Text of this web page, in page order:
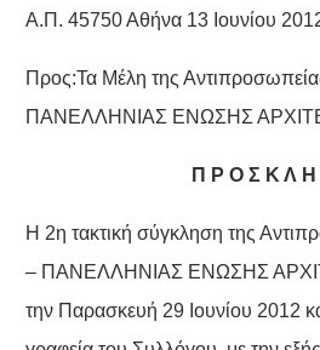
Α.Π. 45750 Αθήνα 13 Ιουνίου
Προς:Τα Μέλη της
ΠΑΝΕΛΛΗΝΙΑΣ ΕΝΩΣΗΣ
Π Ρ Ο Σ Κ Λ Η
Η 2η τακτική σύγκληση της
– ΠΑΝΕΛΛΗΝΙΑΣ ΕΝΩΣΗΣ
την Παρασκευή 29 Ιουνίου 2012